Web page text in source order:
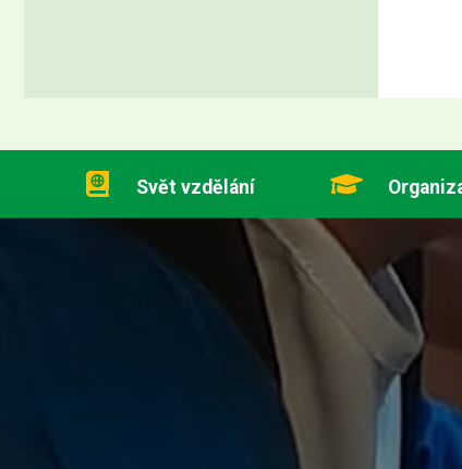
Svět vzdělání